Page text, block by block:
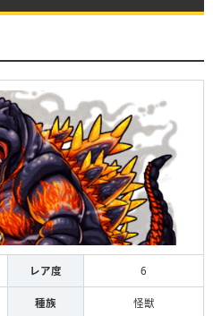
レア度 6
種族 怪獣